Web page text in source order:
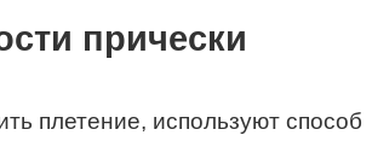
прически
плетение, используют способ